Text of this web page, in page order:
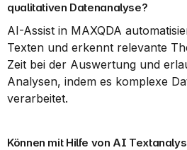
qualitativen Datenanalyse?
AI-Assist in MAXQDA
Texten und erkennt relevante
Zeit bei der Auswertung und
Analysen, indem es komplexe
verarbeitet.
Können mit Hilfe von AI